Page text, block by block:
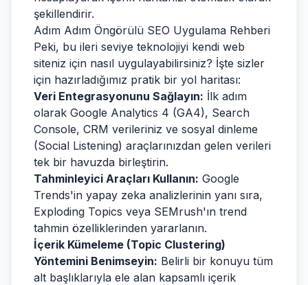
şekillendirir.
Adım Adım Öngörülü SEO Uygulama Rehberi
Peki, bu ileri seviye teknolojiyi kendi web
siteniz için nasıl uygulayabilirsiniz? İşte sizler
için hazırladığımız pratik bir yol haritası:
Veri Entegrasyonunu Sağlayın: İlk adım
olarak Google Analytics 4 (GA4), Search
Console, CRM verileriniz ve sosyal dinleme
(Social Listening) araçlarınızdan gelen verileri
tek bir havuzda birleştirin.
Tahminleyici Araçları Kullanın: Google
Trends'in yapay zeka analizlerinin yanı sıra,
Exploding Topics veya SEMrush'ın trend
tahmin özelliklerinden yararlanın.
İçerik Kümeleme (Topic Clustering)
Yöntemini Benimseyin: Belirli bir konuyu tüm
alt başlıklarıyla ele alan kapsamlı içerik